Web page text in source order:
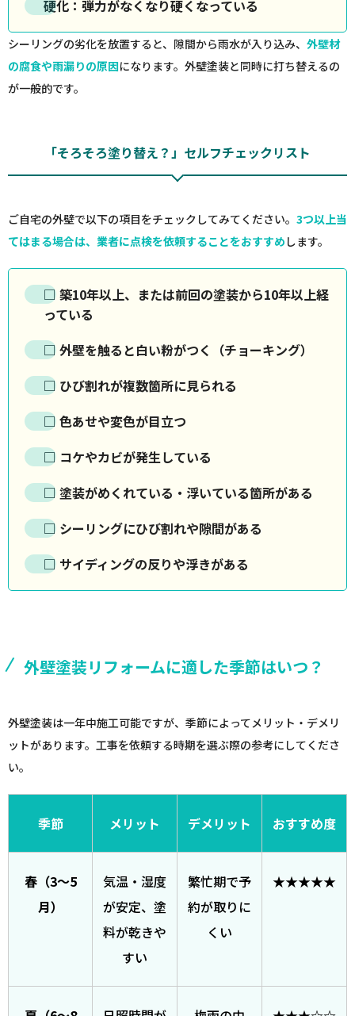
硬化 ：弾力がなくなり硬くなっている
シーリングの劣化を放置すると、隙間から雨水が入り込み、 外壁材
の腐食や雨漏りの原因になります。外壁塗装と同時に打ち替えるの
が一般的です。
「そろそろ塗り替え？」セルフチェックリスト
ご自宅の外壁で以下の項目をチェックしてみてください。 3つ以上当
てはまる場合は、業者に点検を依頼することをおすすめ します。
□ 築10年以上、または前回の塗装から10年以上経
っている
□ 外壁を触ると白い粉がつく（チョーキング）
□ ひび割れが複数箇所に見られる
□ 色あせや変色が目立つ
□ コケやカビが発生している
□ 塗装がめくれている・浮いている箇所がある
□ シーリングにひび割れや隙間がある
□ サイディングの反りや浮きがある
外壁塗装リフォームに適した季節はいつ？
外壁塗装は一年中施工可能ですが、季節によってメリット・デメリ
ットがあります。工事を依頼する時期を選ぶ際の参考にしてくださ
い。
季節 メリット デメリット おすすめ度
春（3〜5
月）
気温・湿度
が安定、塗
料が乾きや
すい
繁忙期で予
約が取りに
くい
★★★★★